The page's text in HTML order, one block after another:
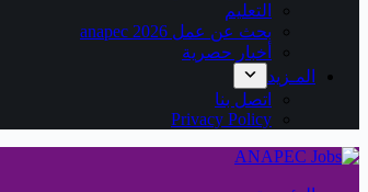
التعليم
بحث عن عمل 2026 anapec
أخبار حصرية
المـزيد
اتصل بنا
Privacy Policy